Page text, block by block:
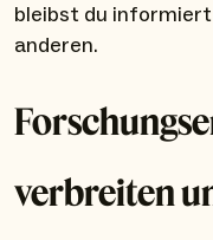
bleibst du
anderen.
verbreiten